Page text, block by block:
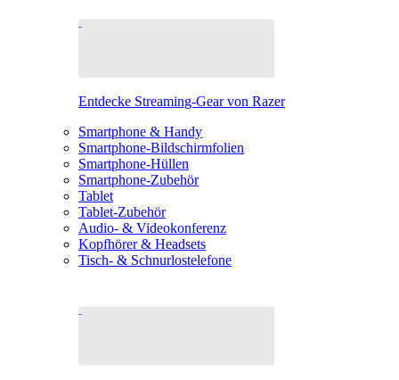
Entdecke Streaming-Gear von Razer
Smartphone & Handy
Smartphone-Bildschirmfolien
Smartphone-Hüllen
Smartphone-Zubehör
Tablet
Tablet-Zubehör
Audio- & Videokonferenz
Kopfhörer & Headsets
Tisch- & Schnurlostelefone